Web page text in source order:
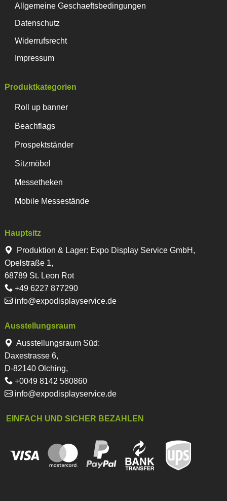
Allgemeine Geschaeftsbedingungen
Datenschutz
Widerrufsrecht
Impressum
Produktkategorien
Roll up banner
Beachflags
Prospektständer
Sitzmöbel
Messetheken
Mobile Messestände
Hauptsitz
Produktion & Lager: Expo Display Service GmbH,
Opelstraße 1,
68789 St. Leon Rot
+49 6227 877290
info@expodisplayservice.de
Ausstellungsraum
Ausstellungsraum Süd:
Daxestrasse 6,
D-82140 Olching,
+0049 8142 580860
info@expodisplayservice.de
EINFACH UND SICHER BEZAHLEN